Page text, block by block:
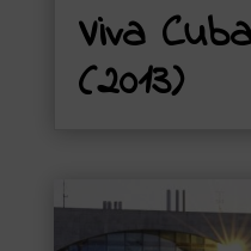
Viva
(2013)